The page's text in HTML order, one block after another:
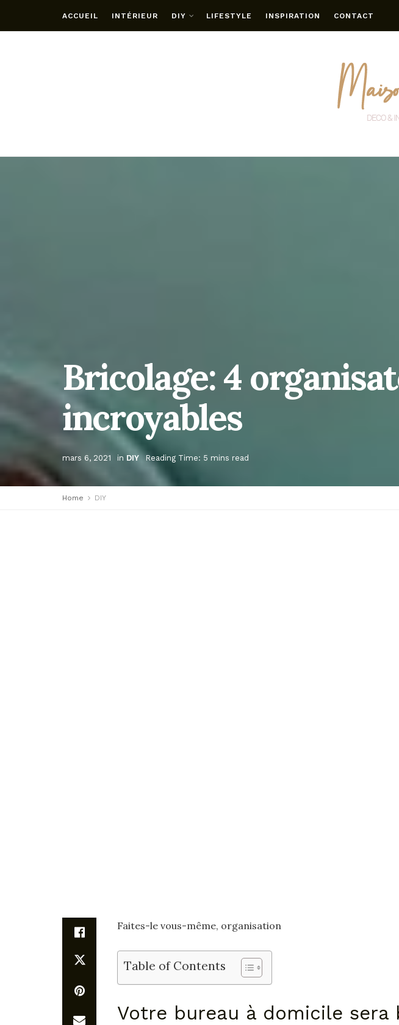
ACCUEIL INTÉRIEUR DIY LIFESTYLE INSPIRATION CONTACT
Bricolage: 4
incroyables
mars 6, 2021 in DIY Reading Time: 5 mins read
Home DIY
Faites-le vous-même, organisation
Table of Contents
Votre bureau à domicile sera